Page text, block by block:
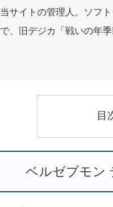
当サイトの管理人。ソフ
で、旧デジカ「戦いの年
目
ベルゼブモン